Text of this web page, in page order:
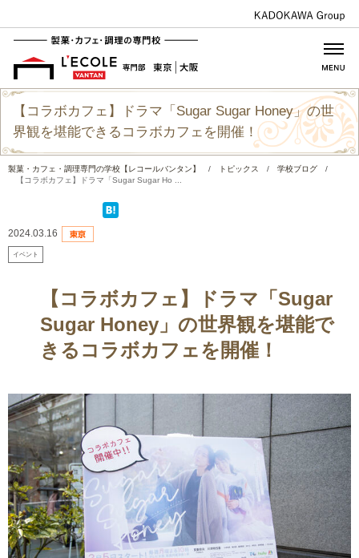
【コラボカフェ】ドラマ「Sugar Sugar Honey」の世
界観を堪能できるコラボカフェを開催！
製菓・カフェ・調理専門の学校【レコールバンタン】 / トピックス / 学校ブログ
/
【コラボカフェ】ドラマ「Sugar Sugar Ho ...
2024.03.16
イベント
【コラボカフェ】ドラマ「Sugar
Sugar Honey」の世界観を堪能で
きるコラボカフェを開催！